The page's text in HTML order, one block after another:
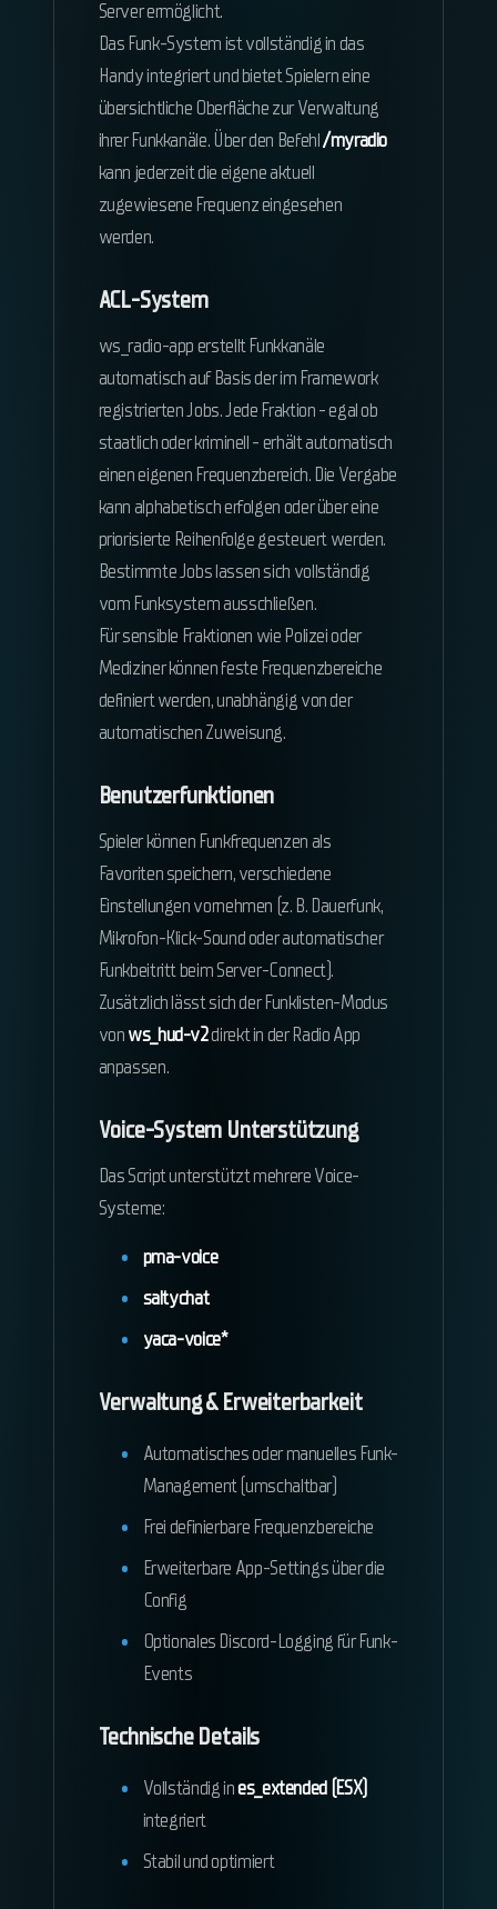
Server ermöglicht.
Das Funk-System ist vollständig in das
Handy integriert und bietet Spielern eine
übersichtliche Oberfläche zur Verwaltung
ihrer Funkkanäle. Über den Befehl/myradio
kann jederzeit die eigene aktuell
zugewiesene Frequenz eingesehen
werden.
ACL-System
ws_radio-app erstellt Funkkanäle
automatisch auf Basis der im Framework
registrierten Jobs. Jede Fraktion - egal ob
staatlich oder kriminell - erhält automatisch
einen eigenen Frequenzbereich. Die Vergabe
kann alphabetisch erfolgen oder über eine
priorisierte Reihenfolge gesteuert werden.
Bestimmte Jobs lassen sich vollständig
vom Funksystem ausschließen.
Für sensible Fraktionen wie Polizei oder
Mediziner können feste Frequenzbereiche
definiert werden, unabhängig von der
automatischen Zuweisung.
Benutzerfunktionen
Spieler können Funkfrequenzen als
Favoriten speichern, verschiedene
Einstellungen vornehmen (z. B. Dauerfunk,
Mikrofon-Klick-Sound oder automatischer
Funkbeitritt beim Server-Connect).
Zusätzlich lässt sich der Funklisten-Modus
vonws_hud-v2direkt in der Radio App
anpassen.
Voice-System Unterstützung
Das Script unterstützt mehrere Voice-
Systeme:
pma-voice
saltychat
yaca-voice*
Verwaltung & Erweiterbarkeit
Automatisches oder manuelles Funk-
Management (umschaltbar)
Frei definierbare Frequenzbereiche
Erweiterbare App-Settings über die
Config
Optionales Discord-Logging für Funk-
Events
Technische Details
Vollständig ines_extended (ESX)
integriert
Stabil und optimiert